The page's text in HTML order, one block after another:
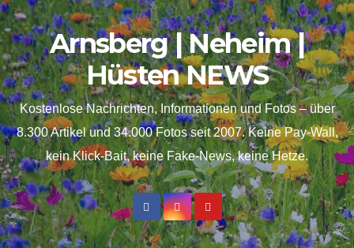
springen
Skip
to
content
Arnsberg | Neheim |
Hüsten NEWS
Kostenlose Nachrichten, Informationen und Fotos – über
8.300 Artikel und 34.000 Fotos seit 2007. Keine Pay-Wall,
kein Klick-Bait, keine Fake-News, keine Hetze.